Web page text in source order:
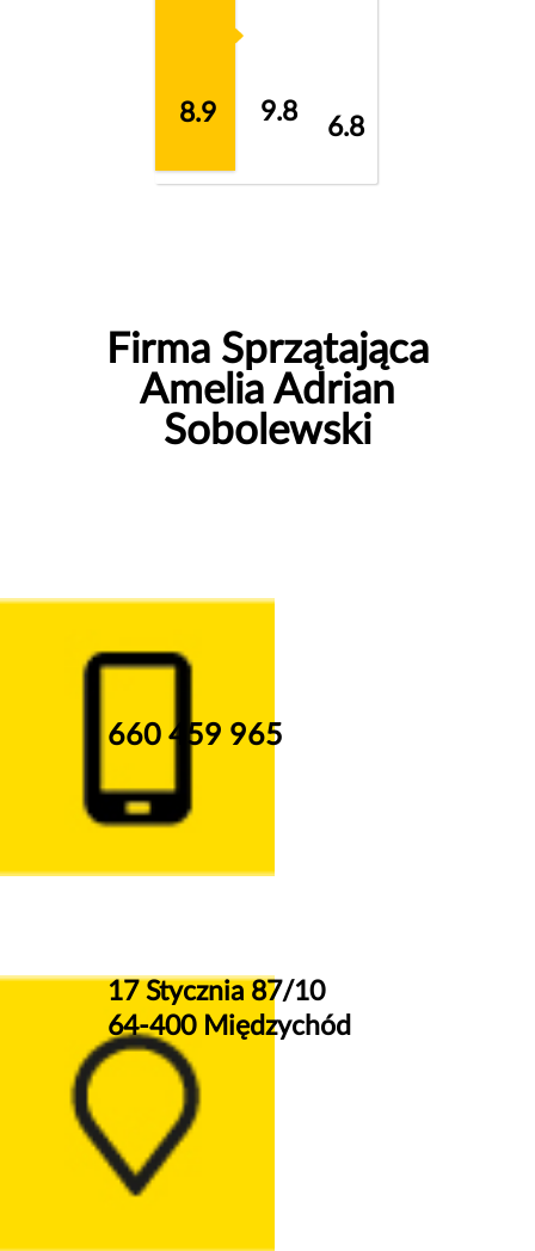
8.9 9.8
6.8
Firma Sprzątająca
Amelia Adrian
Sobolewski
660 459 965
17 Stycznia 87/10
64-400 Międzychód